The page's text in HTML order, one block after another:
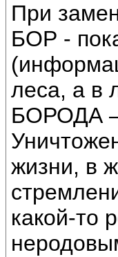
При
БОР -
леса, а в
БОРОДА –
жизни, в
какой-то